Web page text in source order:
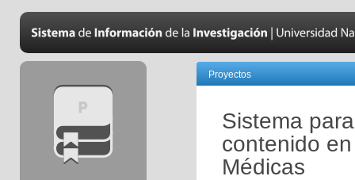
Proyectos
Sistema
contenido
Médicas